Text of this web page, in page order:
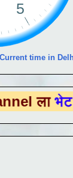
Current time in